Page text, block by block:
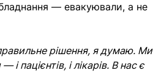
— евакуювали, а не
рішення, я думаю. Ми
пацієнтів, і лікарів. В нас є